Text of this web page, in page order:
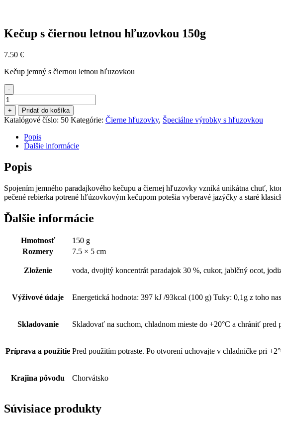
Kečup s čiernou letnou hľuzovkou 150g
7.50 €
Kečup jemný s čiernou letnou hľuzovkou
-
množstvo
Kečup
s
čiernou
letnou
hľuzovkou
+ Pridať do košíka
Katalógové číslo: 50 Kategórie: Čierne hľuzovky, Špeciálne výrobky s hľuzovkou
Popis
Ďalšie informácie
Popis
Spojením jemného paradajkového kečupu a čiernej hľuzovky vzniká unikátna chuť,
pečené rebierka potrené hľúzovkovým kečupom potešia vyberavé jazýčky a staré
Ďalšie informácie
Hmotnosť
150 g
Rozmery
7.5 × 5 cm
Zloženie voda, dvojitý koncentrát paradajok 30 %, cukor, jablčný ocot,
Výživové údaje Energetická hodnota: 397 kJ /93kcal (100 g) Tuky: 0,1g z toho
Skladovanie Skladovať na suchom, chladnom mieste do +20°C a chrániť pred
Príprava a použitie Pred použitím potraste. Po otvorení uchovajte v chladničke pri
Krajina pôvodu Chorvátsko
Súvisiace produkty